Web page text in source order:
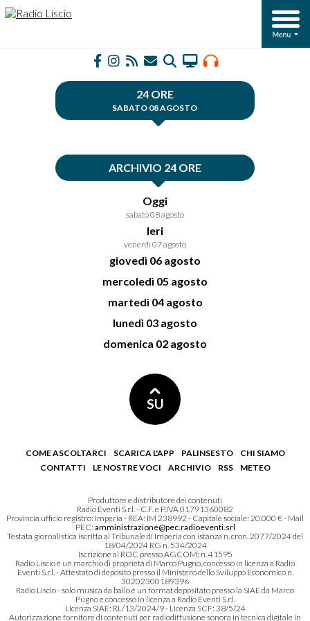
24 ORE
SABATO 08 AGOSTO
ARCHIVIO 24 ORE
Oggi
sabato 08 agosto
Ieri
venerdì 07 agosto
giovedì 06 agosto
mercoledì 05 agosto
martedì 04 agosto
lunedì 03 agosto
domenica 02 agosto
SU
COME ASCOLTARCI SCARICA L'APP PALINSESTO
CHI SIAMO
CONTATTI
LE NOSTRE VOCI ARCHIVIO RSS METEO
Produttore e distributore dei contenuti
Radio Eventi S.r.l. - C.F. e P.IVA 01791360082
Provincia ufficio registro: Imperia - REA: IM 238992 - Capitale sociale: 20.000 € - Mail
PEC: amministrazione@pec.radioeventi.srl
Testata giornalistica iscritta al Tribunale di Imperia con istanza n. cron. 2077/2024 del
18/04/2024 RG n. 534/2024
Iscrizione al ROC presso AGCOM: n. 41595
Radio Liscio è un marchio di proprietà di Marco Pugno, concesso in licenza a Radio
Eventi S.r.l. - Attestato di deposito presso il Ministero dello Sviluppo Economico n.
30202300189396
Radio Liscio - solo musica da ballo è un format depositato presso la SIAE da Marco
Pugno e concesso in licenza a Radio Eventi S.r.l.
Licenza SIAE: RL/13/2024/9 - Licenza SCF: 38/5/24
Autorizzazione fornitore di contenuti per radiodiffusione sonora in tecnica digitale in